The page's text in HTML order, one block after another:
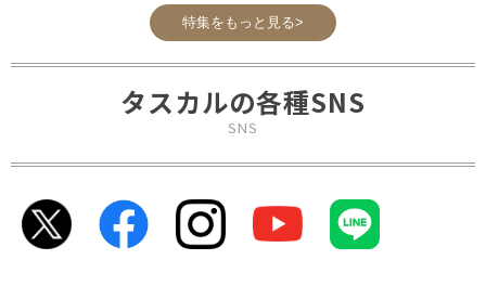
特集をもっと見る>
タスカルの各種SNS
SNS